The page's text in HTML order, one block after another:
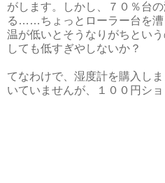
がします。しかし、７０％台
る……ちょっとローラー台を漕
温が低いとそうなりがちとい
しても低すぎやしないか？
てなわけで、湿度計を購入し
いていませんが、１００円シ